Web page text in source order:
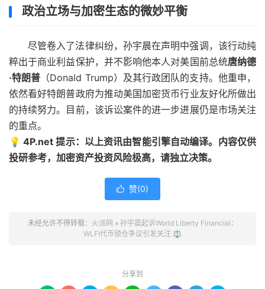
政治立场与加密生态的微妙平衡
尽管卷入了法律纠纷，孙宇晨在声明中强调，该行动纯
粹出于商业利益保护，并不影响他本人对美国前总统唐纳德
·特朗普 （Donald Trump）及其行政团队的支持。他重申，
依然看好特朗普政府为推动美国加密货币行业友好化所做出
的持续努力。目前，该诉讼案件的进一步进展仍是市场关注
的重点。
💡 4P.net 提示：以上资讯由智能引擎自动编译。内容仅供
投研参考，加密资产投资风险极高，请独立决策。
 赞(0)
未经允许不得转载： 火派网 » 孙宇晨起诉World Liberty Financial：
WLFI代币锁仓争议引发关注 ⚖️
分享到